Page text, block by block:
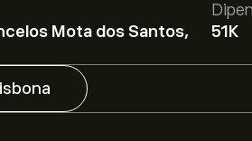
Mota dos Santos,
51K